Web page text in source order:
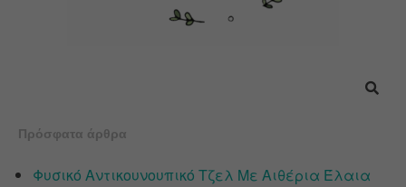
Πρόσφατα άρθρα
Φυσικό Αντικουνουπικό Τζελ Με Αιθέρια Έλαια